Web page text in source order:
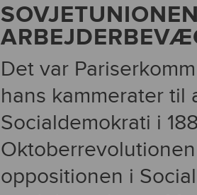
Det var
hans kammerater
Socialdemokrati i
oppositionen i